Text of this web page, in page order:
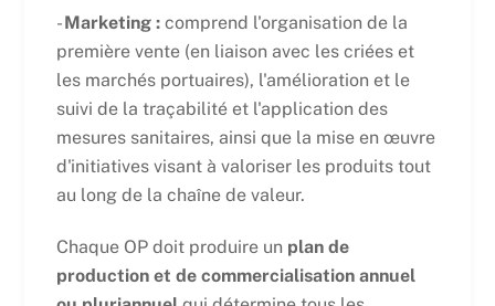
-Marketing :comprend l'organisation de la
première vente (en liaison avec les criées et
les marchés portuaires), l'amélioration et le
suivi de la traçabilité et l'application des
mesures sanitaires, ainsi que la mise en œuvre
d'initiatives visant à valoriser les produits tout
au long de la chaîne de valeur.
Chaque OP doit produire un plan de
production et de commercialisation annuel